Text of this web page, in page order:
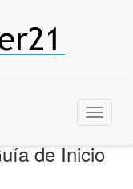
Menu
de Inicio